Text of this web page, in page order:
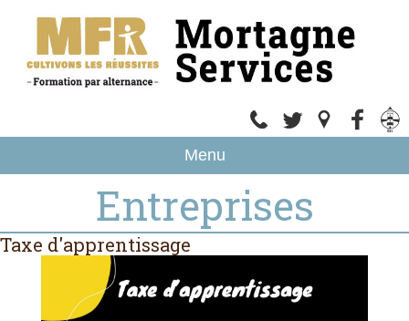
Menu
Entreprises
Taxe d'apprentissage